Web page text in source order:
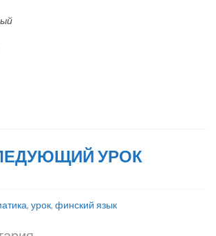
УРОК
, урок, финский язык